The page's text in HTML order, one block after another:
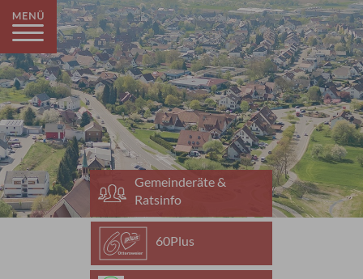
Gemeinderäte &
Ratsinfo
60Plus